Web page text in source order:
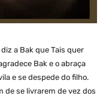
a Bak que Tais quer
Bak e o abraça
e se despede do filho.
de se livrarem de vez dos